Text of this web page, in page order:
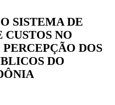
SISTEMA DE
NO
DOS
DO